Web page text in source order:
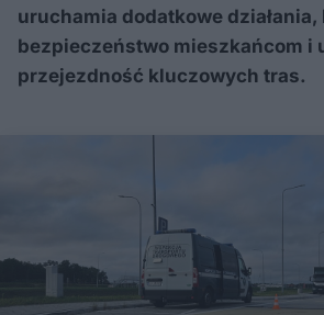
uruchamia dodatkowe
bezpieczeństwo mieszkańcom i
przejezdność kluczowych tras.